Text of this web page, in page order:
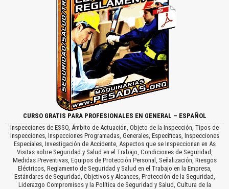
CURSO GRATIS PARA PROFESIONALES EN GENERAL – ESPAÑOL
Inspecciones de ESSO, Ámbito de Actuación, Objeto de la Inspección, Tipos de
Inspecciones, Inspecciones Programadas, Generales, Especificas, Inspecciones
Especiales, Investigación de Accidente, Aspectos que se Inspeccionan en As
Visitas sobre Seguridad y Salud en el Trabajo, Condiciones de Seguridad,
Medidas Preventivas, Equipos de Protección Personal, Señalización, Riesgos
Eléctricos, Reglamento de Seguridad y Salud en el Trabajo en la Empresa,
Estándares de Seguridad, Objetivos y Alcances, Protección de la Seguridad,
Liderazgo Compromisos y la Política de Seguridad y Salud, Cultura de la